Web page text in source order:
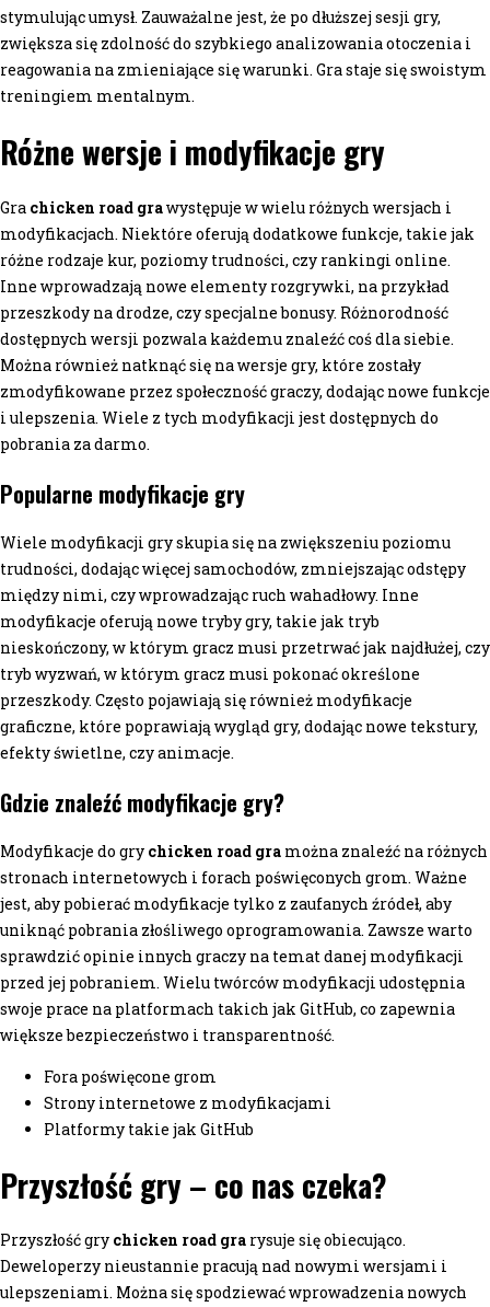
stymulując umysł. Zauważalne jest, że po dłuższej sesji gry,
zwiększa się zdolność do szybkiego analizowania otoczenia i
reagowania na zmieniające się warunki. Gra staje się swoistym
treningiem mentalnym.
Różne wersje i modyfikacje gry
Gra chicken road grawystępuje w wielu różnych wersjach i
modyfikacjach. Niektóre oferują dodatkowe funkcje, takie jak
różne rodzaje kur, poziomy trudności, czy rankingi online.
Inne wprowadzają nowe elementy rozgrywki, na przykład
przeszkody na drodze, czy specjalne bonusy. Różnorodność
dostępnych wersji pozwala każdemu znaleźć coś dla siebie.
Można również natknąć się na wersje gry, które zostały
zmodyfikowane przez społeczność graczy, dodając nowe funkcje
i ulepszenia. Wiele z tych modyfikacji jest dostępnych do
pobrania za darmo.
Popularne modyfikacje gry
Wiele modyfikacji gry skupia się na zwiększeniu poziomu
trudności, dodając więcej samochodów, zmniejszając odstępy
między nimi, czy wprowadzając ruch wahadłowy. Inne
modyfikacje oferują nowe tryby gry, takie jak tryb
nieskończony, w którym gracz musi przetrwać jak najdłużej, czy
tryb wyzwań, w którym gracz musi pokonać określone
przeszkody. Często pojawiają się również modyfikacje
graficzne, które poprawiają wygląd gry, dodając nowe tekstury,
efekty świetlne, czy animacje.
Gdzie znaleźć modyfikacje gry?
Modyfikacje do gry chicken road gra można znaleźć na różnych
stronach internetowych i forach poświęconych grom. Ważne
jest, aby pobierać modyfikacje tylko z zaufanych źródeł, aby
uniknąć pobrania złośliwego oprogramowania. Zawsze warto
sprawdzić opinie innych graczy na temat danej modyfikacji
przed jej pobraniem. Wielu twórców modyfikacji udostępnia
swoje prace na platformach takich jak GitHub, co zapewnia
większe bezpieczeństwo i transparentność.
Fora poświęcone grom
Strony internetowe z modyfikacjami
Platformy takie jak GitHub
Przyszłość gry – co nas czeka?
Przyszłość gry chicken road gra rysuje się obiecująco.
Deweloperzy nieustannie pracują nad nowymi wersjami i
ulepszeniami. Można się spodziewać wprowadzenia nowych